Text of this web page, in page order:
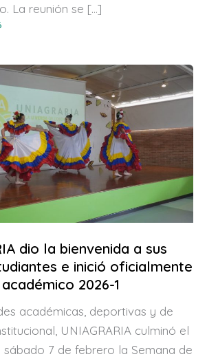
La reunión se […]
dio la bienvenida a sus
e inició oficialmente
2026-1
académicas, deportivas y de
UNIAGRARIA culminó el
sábado 7 de febrero la Semana de